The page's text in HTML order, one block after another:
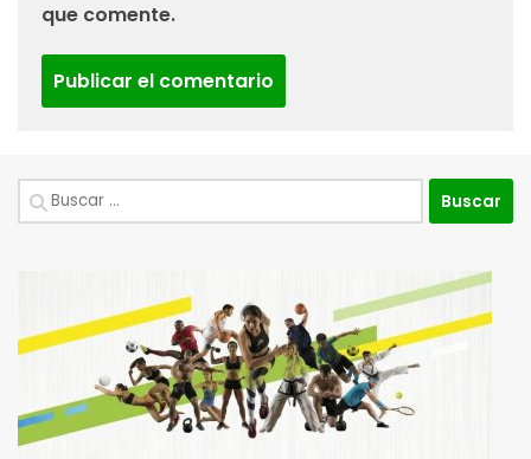
que comente.
Buscar: